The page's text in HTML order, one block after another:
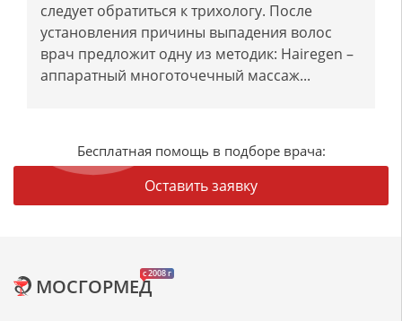
следует обратиться к трихологу. После
установления причины выпадения волос
врач предложит одну из методик: Hairegen –
аппаратный многоточечный массаж...
Бесплатная помощь в подборе врача:
Оставить заявку
c 2008 г
МОСГОРМЕД